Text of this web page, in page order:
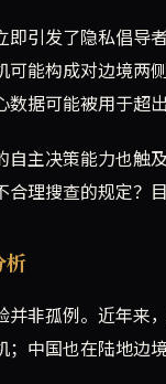
即引发了隐私倡导
可能构成对边境两
据可能被用于超出
自主决策能力也
合理搜查的规定？
析
并非孤例。近年来
；中国也在陆地边